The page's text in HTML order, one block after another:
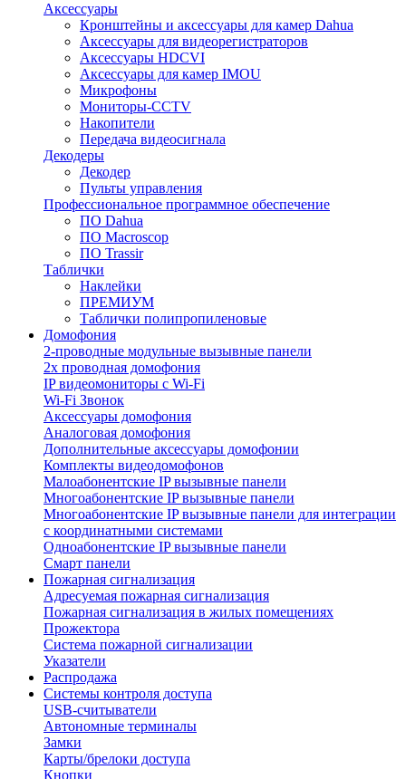
Аксессуары
Кронштейны и аксессуары для камер Dahua
Аксессуары для видеорегистраторов
Аксессуары HDCVI
Аксессуары для камер IMOU
Микрофоны
Мониторы-CCTV
Накопители
Передача видеосигнала
Декодеры
Декодер
Пульты управления
Профессиональное программное обеспечение
ПО Dahua
ПО Macroscop
ПО Trassir
Таблички
Наклейки
ПРЕМИУМ
Таблички полипропиленовые
Домофония
2-проводные модульные вызывные панели
2х проводная домофония
IP видеомониторы с Wi-Fi
Wi-Fi Звонок
Аксессуары домофония
Аналоговая домофония
Дополнительные аксессуары домофонии
Комплекты видеодомофонов
Малоабонентские IP вызывные панели
Многоабонентские IP вызывные панели
Многоабонентские IP вызывные панели для интеграции
с координатными системами
Одноабонентские IP вызывные панели
Смарт панели
Пожарная сигнализация
Адресуемая пожарная сигнализация
Пожарная сигнализация в жилых помещениях
Прожектора
Система пожарной сигнализации
Указатели
Распродажа
Системы контроля доступа
USB-считыватели
Автономные терминалы
Замки
Карты/брелоки доступа
Кнопки